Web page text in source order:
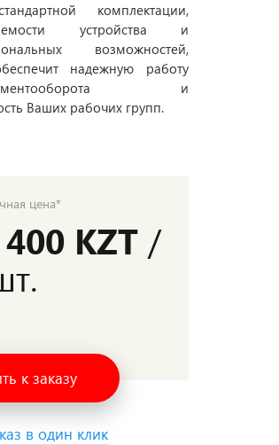
комплектации,
устройства и
возможностей,
надежную работу
и
Ваших рабочих групп.
цена*
KZT /
к заказу
в один клик